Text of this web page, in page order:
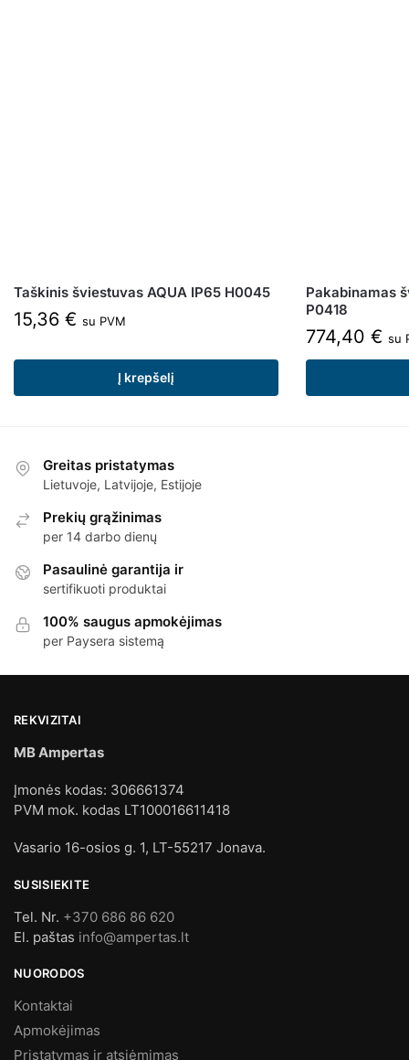
Taškinis šviestuvas AQUA IP65 H0045
15,36 € su PVM
Į krepšelį
Pakabinamas
P0418
774,40 € su
Greitas pristatymas
Lietuvoje, Latvijoje, Estijoje
Prekių grąžinimas
per 14 darbo dienų
Pasaulinė garantija ir
sertifikuoti produktai
100% saugus apmokėjimas
per Paysera sistemą
REKVIZITAI
MB Ampertas
Įmonės kodas: 306661374
PVM mok. kodas LT100016611418
Vasario 16-osios g. 1, LT-55217 Jonava.
SUSISIEKITE
Tel. Nr. +370 686 86 620
El. paštas info@ampertas.lt
NUORODOS
Kontaktai
Apmokėjimas
Pristatymas ir atsiėmimas